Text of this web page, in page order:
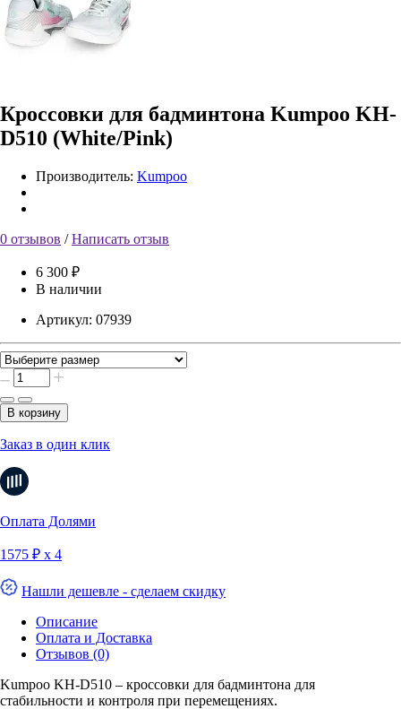
Кроссовки для бадминтона Kumpoo KH-
D510 (White/Pink)
Производитель: Kumpoo
0 отзывов /Написать отзыв
6 300 ₽
В наличии
Артикул: 07939
В корзину
Заказ в один клик
Оплата Долями
1575 ₽ х 4
Нашли дешевле - сделаем скидку
Описание
Оплата и Доставка
Отзывов (0)
Kumpoo KH-D510 – кроссовки для бадминтона для
стабильности и контроля при перемещениях.